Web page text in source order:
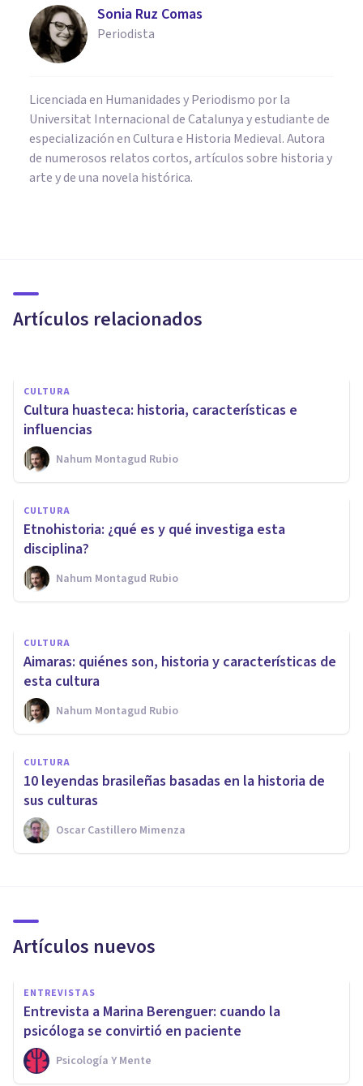
Sonia Ruz Comas
Periodista
Licenciada en Humanidades y Periodismo por la
Universitat Internacional de Catalunya y estudiante de
especialización en Cultura e Historia Medieval. Autora
de numerosos relatos cortos, artículos sobre historia y
arte y de una novela histórica.
Artículos relacionados
esta cultura mesoamericana
CULTURA
Cultura huasteca: historia, características e
influencias
Nahum Montagud Rubio
CULTURA
Etnohistoria: ¿qué es y qué investiga esta
disciplina?
Nahum Montagud Rubio
Etnocentrismo: qué es, causas
y características
Nahum Montagud Rubio
CULTURA
Aimaras: quiénes son, historia y características de
esta cultura
Nahum Montagud Rubio
CULTURA
10 leyendas brasileñas basadas en la historia de
sus culturas
Oscar Castillero Mimenza
Artículos nuevos
ENTREVISTAS
Entrevista a Marina Berenguer: cuando la
psicóloga se convirtió en paciente
Psicología Y Mente